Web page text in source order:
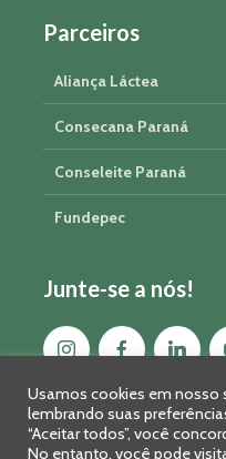
Parceiros
Aliança Láctea
Consecana Paraná
Conseleite Paraná
Fundepec
Junte-se a nós!
Usamos cookies em nosso
lembrando suas
“Aceitar todos”, você
No entanto, você pode